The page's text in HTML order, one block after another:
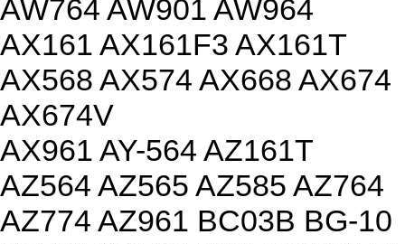
AW764 AW901 AW964
AX161 AX161F3 AX161T
AX568 AX574 AX668 AX674
AX674V
AX961 AY-564 AZ161T
AZ564 AZ565 AZ585 AZ764
AZ774 AZ961 BC03B BG-10